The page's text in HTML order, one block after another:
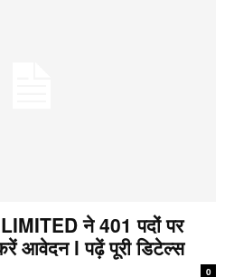
ने 401 पदों पर
आवेदन l पढ़ें पूरी डिटेल्स
0